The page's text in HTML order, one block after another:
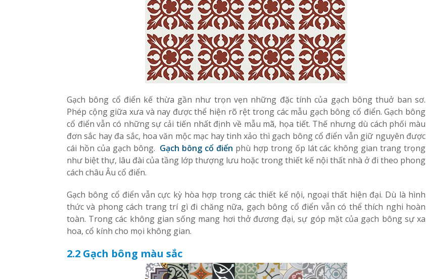
Gạch bông cổ điển kế thừa gần như trọn vẹn những đặc tính của gạch bông thuở ban sơ.
Phép cộng giữa xưa và nay được thể hiện rõ rệt trong các mẫu gạch bông cổ điển. Gạch bông
cổ điển vẫn có những sự cải tiến nhất định về mẫu mã, họa tiết. Thế nhưng dù cách phối màu
đơn sắc hay đa sắc, hoa văn mộc mạc hay tinh xảo thì gạch bông cổ điển vẫn giữ nguyên được
cái hồn của gạch bông. Gạch bông cổ điển phù hợp trong ốp lát các không gian trang trọng
như biệt thự, lâu đài của tầng lớp thượng lưu hoặc trong thiết kế nội thất nhà ở đi theo phong
cách châu Âu cổ điển.
Gạch bông cổ điển vẫn cực kỳ hòa hợp trong các thiết kế nội, ngoại thất hiện đại. Dù là hình
thức và phong cách trang trí gì đi chăng nữa, gạch bông cổ điển vẫn có thể thích nghi hoàn
toàn. Trong các không gian sống mang hơi thở đương đại, sự góp mặt của gạch bông sự xa
hoa, cổ kính cho mọi không gian.
2.2 Gạch bông màu sắc